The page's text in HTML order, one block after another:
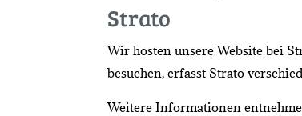
Strato
Wir hosten unsere Website bei
besuchen, erfasst Strato
Weitere Informationen